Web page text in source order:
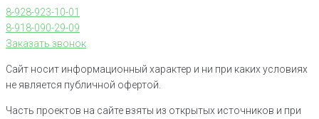
8-928-923-10-01
8-918-090-29-09
Заказать звонок
Сайт носит информационный характер и ни при каких условиях
не является публичной офертой.
Часть проектов на сайте взяты из открытых источников и при